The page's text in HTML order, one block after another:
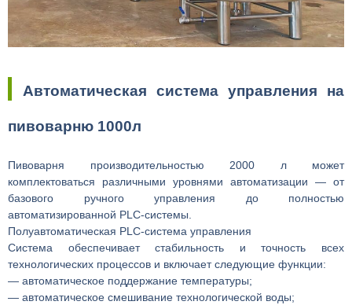
Автоматическая система управления на
пивоварню 1000л
Пивоварня производительностью 2000 л может
комплектоваться различными уровнями автоматизации — от
базового ручного управления до полностью
автоматизированной PLC-системы.
Полуавтоматическая PLC-система управления
Система обеспечивает стабильность и точность всех
технологических процессов и включает следующие функции:
— автоматическое поддержание температуры;
— автоматическое смешивание технологической воды;